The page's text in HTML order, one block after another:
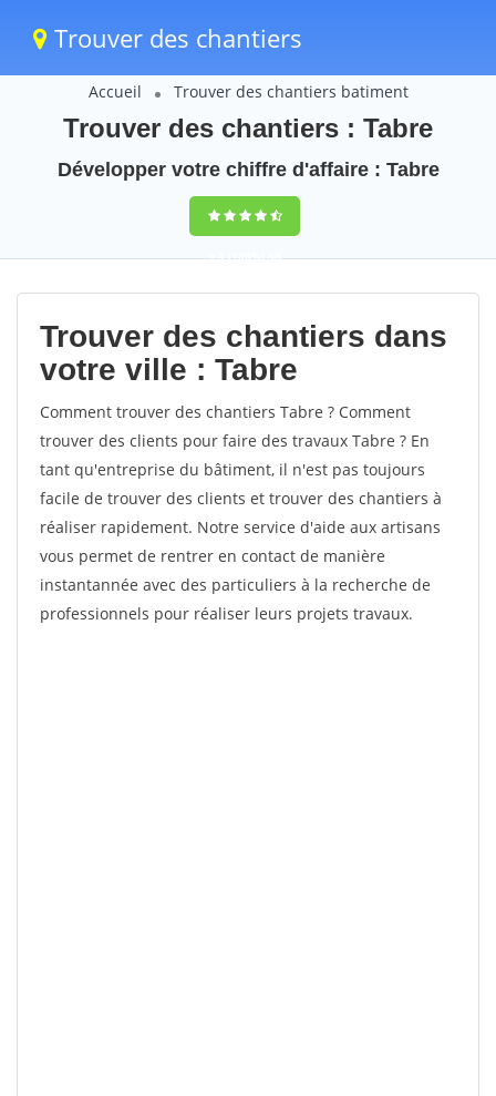
Trouver des chantiers
Accueil Trouver des chantiers batiment
Trouver des chantiers : Tabre
Développer votre chiffre d'affaire : Tabre
9,5(100%)38
votes
Trouver des chantiers dans
votre ville : Tabre
Comment trouver des chantiers Tabre ? Comment
trouver des clients pour faire des travaux Tabre ? En
tant qu'entreprise du bâtiment, il n'est pas toujours
facile de trouver des clients et trouver des chantiers à
réaliser rapidement. Notre service d'aide aux artisans
vous permet de rentrer en contact de manière
instantannée avec des particuliers à la recherche de
professionnels pour réaliser leurs projets travaux.